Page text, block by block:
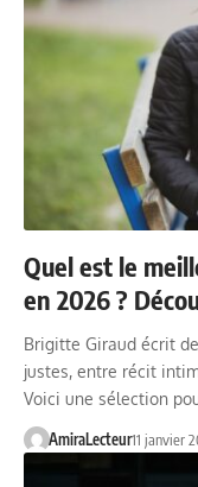
Quel est le
en 2026 ?
Brigitte Giraud écrit
justes, entre récit
Voici une sélection
AmiraLecteur11 janvier